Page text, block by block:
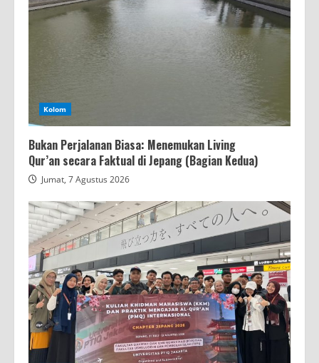
Kolom
Bukan Perjalanan Biasa: Menemukan Living
Qur’an secara Faktual di Jepang (Bagian Kedua)
Jumat, 7 Agustus 2026